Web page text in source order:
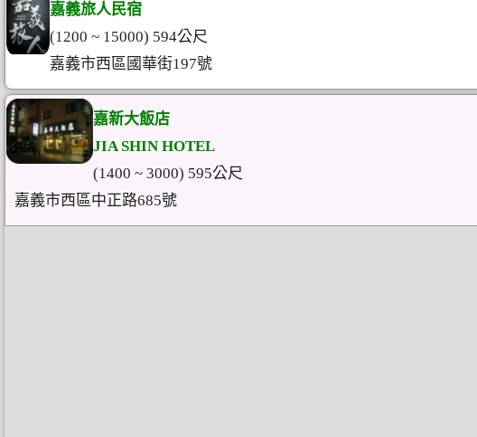
嘉義旅人民宿
(1200 ~ 15000) 594公尺
嘉義市西區國華街197號
嘉新大飯店
JIA SHIN HOTEL
(1400 ~ 3000) 595公尺
嘉義市西區中正路685號